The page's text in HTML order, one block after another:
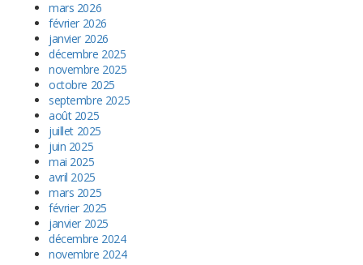
mars 2026
février 2026
janvier 2026
décembre 2025
novembre 2025
octobre 2025
septembre 2025
août 2025
juillet 2025
juin 2025
mai 2025
avril 2025
mars 2025
février 2025
janvier 2025
décembre 2024
novembre 2024